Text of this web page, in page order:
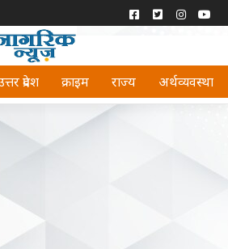
प्रदेश क्राइम राज्य अर्थव्यवस्था